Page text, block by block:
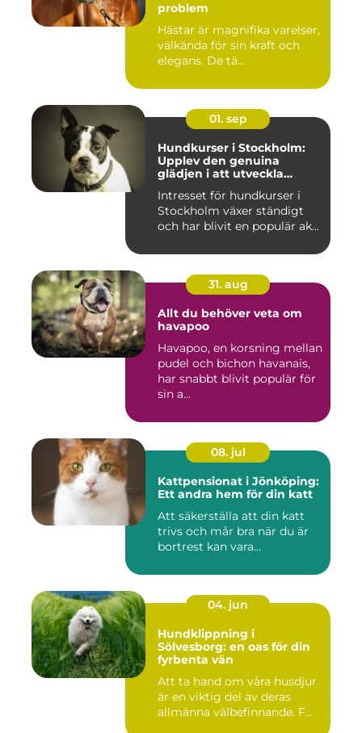
problem
Hästar är magnifika varelser,
välkända för sin kraft och
elegans. De tä...
01. sep
Hundkurser i Stockholm:
Upplev den genuina
glädjen i att utveckla
kommunikation med din
hund
Intresset för hundkurser i
Stockholm växer ständigt
och har blivit en populär ak...
31. aug
Allt du behöver veta om
havapoo
Havapoo, en korsning mellan
pudel och bichon havanais,
har snabbt blivit populär för
sin a...
08. jul
Kattpensionat i Jönköping:
Ett andra hem för din katt
Att säkerställa att din katt
trivs och mår bra när du är
bortrest kan vara...
04. jun
Hundklippning i
Sölvesborg: en oas för din
fyrbenta vän
Att ta hand om våra husdjur
är en viktig del av deras
allmänna välbefinnande. F...